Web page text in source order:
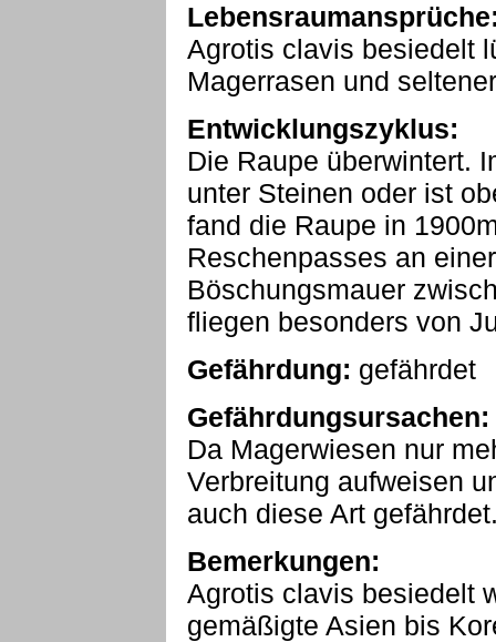
Agrotis clavis besiedelt
Magerrasen und
Entwicklungszyklus:
Die Raupe überwintert.
unter Steinen oder ist
fand die Raupe in
Reschenpasses an
Böschungsmauer
fliegen besonders von
Gefährdung: gefährdet
Gefährdungsursachen:
Da Magerwiesen nur
Verbreitung aufweisen
auch diese Art
Bemerkungen:
Agrotis clavis besiedelt
gemäßigte Asien bis